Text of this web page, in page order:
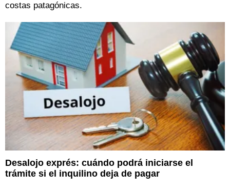
costas patagónicas.
Desalojo exprés: cuándo podrá iniciarse el
trámite si el inquilino deja de pagar